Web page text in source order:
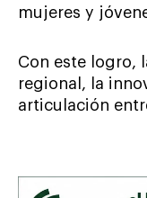
mujeres y
Con este logro,
regional, la
articulación